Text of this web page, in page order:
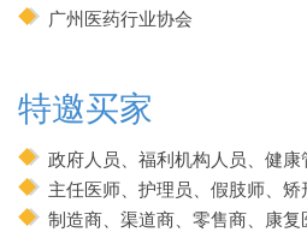
广州医药行业协会
特邀买家
政府人员、福利机构人员、健
主任医师、护理员、假肢师、
制造商、渠道商、零售商、康